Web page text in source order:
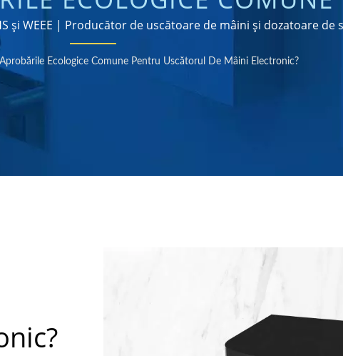
ELECTRONIC? |
DE MÂINI
HOKWANG
și WEEE | Producător de uscătoare de mâini și dozatoare de
14001
Ecologice Comune Pentru Uscătorul De Mâini Electronic?